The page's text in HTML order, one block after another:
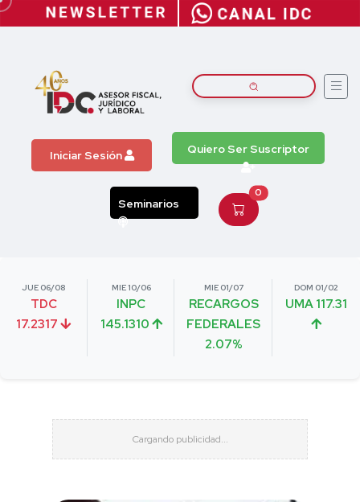
Iniciar Sesión Quiero Ser Suscriptor
Seminarios
0
JUE 06/08
TDC
17.2317
MIE 10/06
INPC
145.1310
MIE 01/07
RECARGOS
FEDERALES
2.07%
DOM 01/02
UMA 117.31